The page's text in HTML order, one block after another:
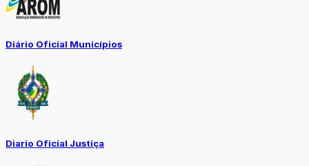
Diário Oficial Municípios
Diario Oficial Justiça